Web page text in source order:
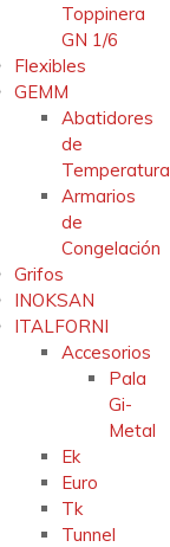
Toppinera
GN 1/6
Flexibles
GEMM
Abatidores
de
Temperatura
Armarios
de
Congelación
Grifos
INOKSAN
ITALFORNI
Accesorios
Pala
Gi-
Metal
Ek
Euro
Tk
Tunnel